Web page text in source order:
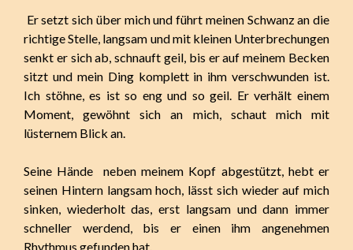
Er setzt sich über mich und führt meinen Schwanz an die
richtige Stelle, langsam und mit kleinen Unterbrechungen
senkt er sich ab, schnauft geil, bis er auf meinem Becken
sitzt und mein Ding komplett in ihm verschwunden ist.
Ich stöhne, es ist so eng und so geil. Er verhält einem
Moment, gewöhnt sich an mich, schaut mich mit
lüsternem Blick an.
Seine Hände neben meinem Kopf abgestützt, hebt er
seinen Hintern langsam hoch, lässt sich wieder auf mich
sinken, wiederholt das, erst langsam und dann immer
schneller werdend, bis er einen ihm angenehmen
Rhythmus gefunden hat.